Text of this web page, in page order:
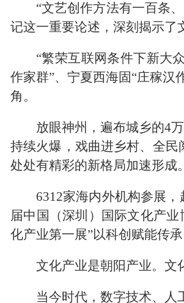
“文艺创作方法有一百条
记这一重要论述，深刻揭示了
“繁荣互联网条件下新大
作家群”、宁夏西海固“庄稼汉
角。
放眼神州，遍布城乡的4
持续火爆，戏曲进乡村、全民
处处有精彩的新格局加速形成。
6312家海内外机构参展
届中国（深圳）国际文化产
化产业第一展”以科创赋能传
文化产业是朝阳产业。文
当今时代，数字技术、